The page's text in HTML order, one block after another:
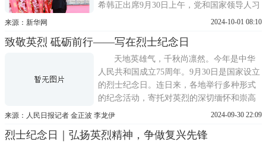
希韩正出席9月30日上午，党和国家领导人习
近平、李强、赵乐际、王沪宁、蔡奇、丁薛
席烈士纪念日向人民英雄敬献花篮仪式。这
是习近平整理花篮上的缎带。新华社记者 王
晔 摄
来源：新华网 2024-10-01 08:10
致敬英烈 砥砺前行——写在烈士纪念日
天地英雄气，千秋尚凛然。今年是中华
人民共和国成立75周年。9月30日是国家设立
的烈士纪念日。连日来，各地举行多种形式
的纪念活动，寄托对英烈的深切缅怀和崇高
敬意。习近平总书记指出：我们一定要牢记
命，牢记新中国来之不易。一个有希望的民
来源：人民日报记者 金正波 李龙伊 2024-09-30 22:09
烈士纪念日｜弘扬英烈精神，争做复兴先锋